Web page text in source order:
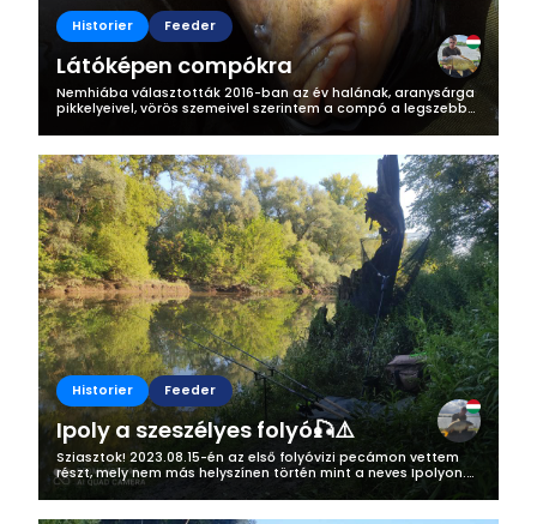
Historier Feeder
Látóképen compókra
Nemhiába választották 2016-ban az év halának, aranysárga
pikkelyeivel, vörös szemeivel szerintem a compó a legszebb
hal a hazai vizekben. 2024.03.30 -án a Látóképi-tározóra
látogattam, azon belül...
Historier Feeder
Ipoly a szeszélyes folyó🎣⚠️
Sziasztok! 2023.08.15-én az első folyóvizi pecámon vettem
részt, mely nem más helyszínen történ mint a neves Ipolyon.
Egy kicsit az Ipolyról, ha valaki kevésbé ismerné:
Szlovákiában, a...